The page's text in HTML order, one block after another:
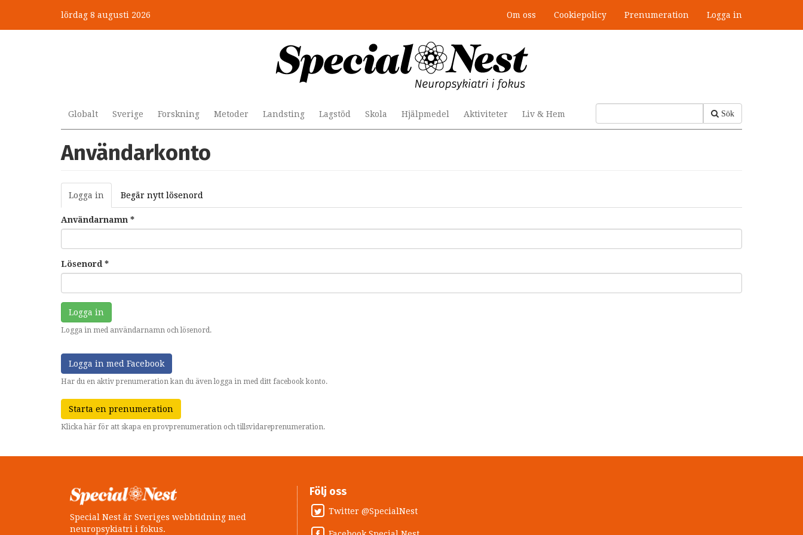
huvudinnehåll
lördag 8 augusti 2026 Om oss Cookiepolicy Prenumeration Logga in
Sök
Globalt Sverige Forskning Metoder Landsting Lagstöd Skola Hjälpmedel Aktiviteter Liv & Hem
Användarkonto
Primära
flikar
Logga in (aktiv
flik)
Begär nytt lösenord
Användarnamn *
Lösenord *
Logga in
Logga in med användarnamn och lösenord.
Logga in med Facebook
Har du en aktiv prenumeration kan du även logga in med ditt facebook konto.
Starta en prenumeration
Klicka här för att skapa en provprenumeration och tillsvidareprenumeration.
Special Nest är Sveriges webbtidning med
neuropsykiatri i fokus.
Följ oss
Twitter @SpecialNest